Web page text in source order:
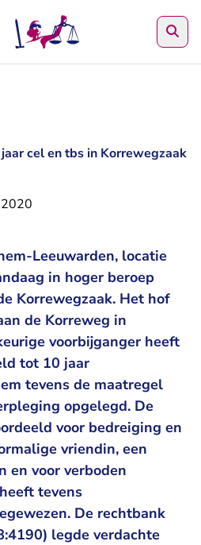
cel en tbs in Korrewegzaak
Leeuwarden, locatie
in hoger beroep
Korrewegzaak. Het hof
de Korreweg in
voorbijganger heeft
tot 10 jaar
tevens de maatregel
opgelegd. De
voor bedreiging en
vriendin, een
en voor verboden
tevens
De rechtbank
legde verdachte